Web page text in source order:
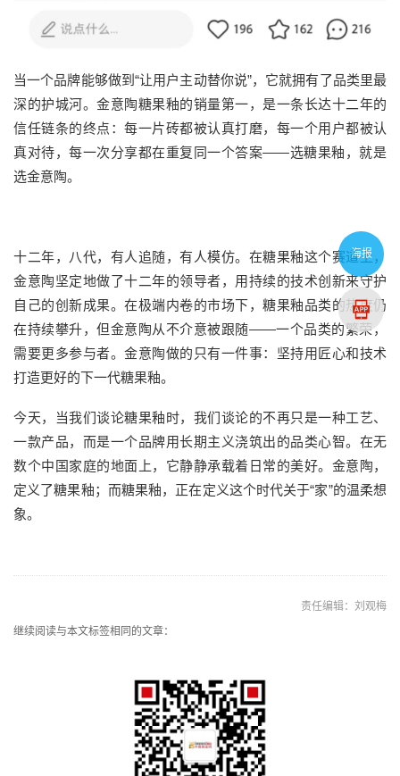
当一个品牌能够做到“让用户主动替你说”，它就拥有了品类里最
深的护城河。金意陶糖果釉的销量第一，是一条长达十二年的
信任链条的终点：每一片砖都被认真打磨，每一个用户都被认
真对待，每一次分享都在重复同一个答案——选糖果釉，就是
选金意陶。
十二年，八代，有人追随，有人模仿。在糖果釉这个赛道上，
金意陶坚定地做了十二年的领导者，用持续的技术创新来守护
自己的创新成果。在极端内卷的市场下，糖果釉品类的热度仍
在持续攀升，但金意陶从不介意被跟随——一个品类的繁荣，
需要更多参与者。金意陶做的只有一件事：坚持用匠心和技术
打造更好的下一代糖果釉。
今天，当我们谈论糖果釉时，我们谈论的不再只是一种工艺、
一款产品，而是一个品牌用长期主义浇筑出的品类心智。在无
数个中国家庭的地面上，它静静承载着日常的美好。金意陶，
定义了糖果釉；而糖果釉，正在定义这个时代关于“家”的温柔想
象。
责任编辑：刘观梅
继续阅读与本文标签相同的文章：
海报